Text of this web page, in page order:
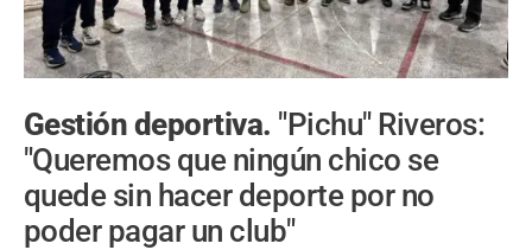
Gestión deportiva. "Pichu" Riveros:
"Queremos que ningún chico se
quede sin hacer deporte por no
poder pagar un club"